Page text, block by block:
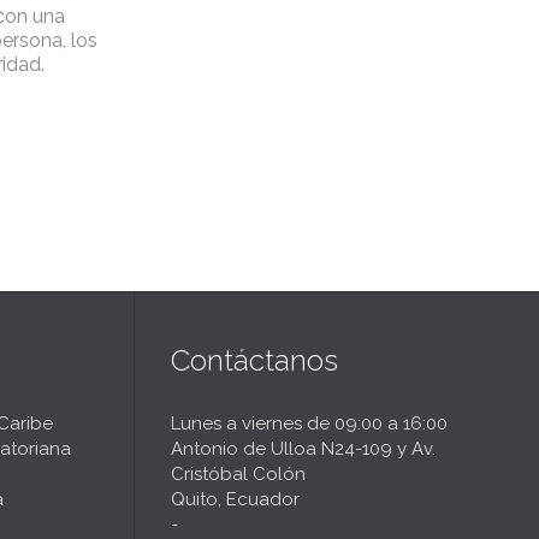
una
los
Contáctanos
Lunes a viernes de 09:00 a 16:00
Antonio de Ulloa N24-109 y Av.
Cristóbal Colón
Quito, Ecuador
-